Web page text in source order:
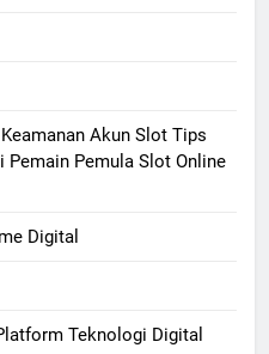
Akun Slot Tips
Pemain Pemula Slot Online
Digital
Teknologi Digital